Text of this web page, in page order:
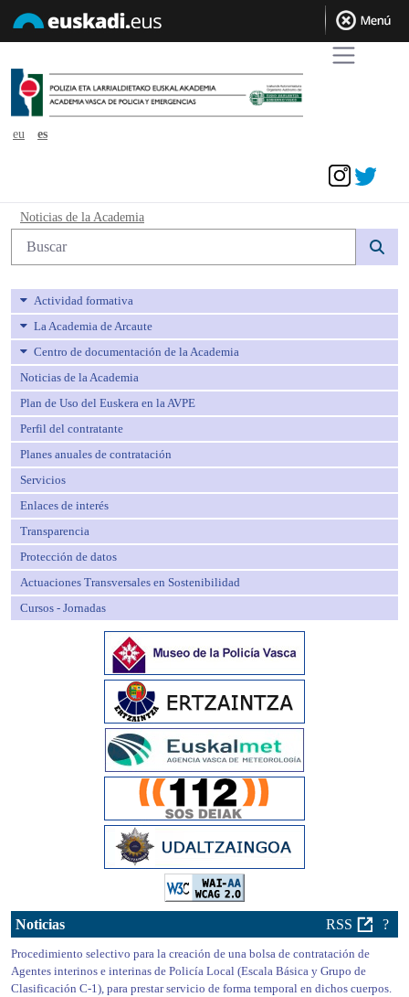
eu
es
Noticias de la Academia - avpe
Noticias de la Academia
Búsqueda web
Actividad formativa
La Academia de Arcaute
Centro de documentación de la Academia
Noticias de la Academia
Plan de Uso del Euskera en la AVPE
Perfil del contratante
Planes anuales de contratación
Servicios
Enlaces de interés
Transparencia
Protección de datos
Actuaciones Transversales en Sostenibilidad
Cursos - Jornadas
Noticias RSS ?
Procedimiento selectivo para la creación de una bolsa de contratación de
Agentes interinos e interinas de Policía Local (Escala Básica y Grupo de
Clasificación C-1), para prestar servicio de forma temporal en dichos cuerpos.